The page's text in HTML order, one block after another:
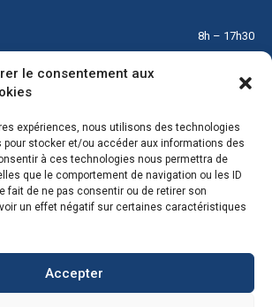
le consentement aux
expériences, nous utilisons des technologies
stocker et/ou accéder aux informations des
à ces technologies nous permettra de
que le comportement de navigation ou les ID
fait de ne pas consentir ou de retirer son
un effet négatif sur certaines caractéristiques
Accepter
8h – 17h30
8h – 17h30
8h – 12h
8h – 17h30
8h – 17h30